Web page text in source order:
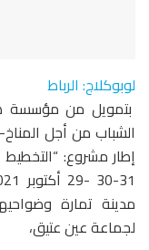
لوبوكلاج: الرباط
بتمويل من مؤسسة
الشباب من أجل
إطار مشروع:
مدينة تمارة
لجماعة عين عتيق،